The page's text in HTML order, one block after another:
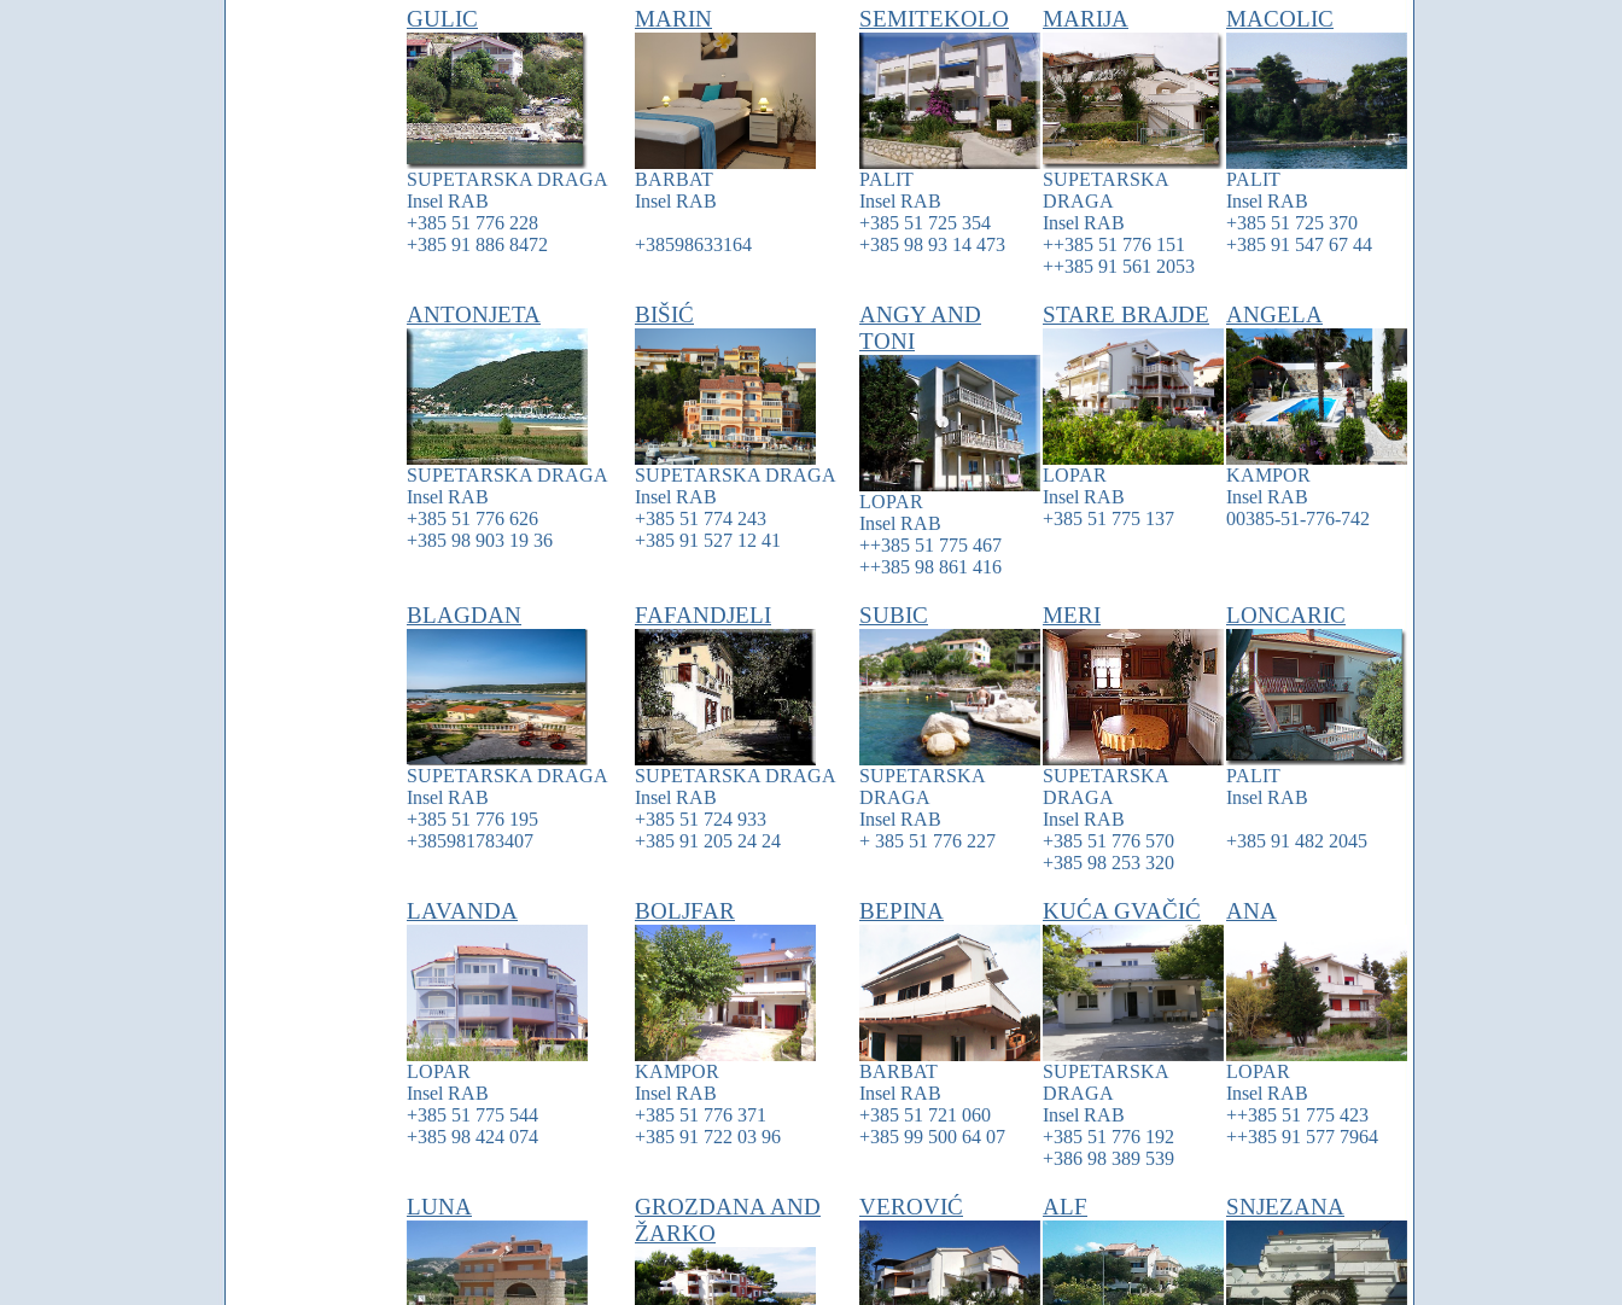
GULIC
SUPETARSKA DRAGA
Insel RAB
+385 51 776 228
+385 91 886 8472
MARIN
BARBAT
Insel RAB
+38598633164
SEMITEKOLO
PALIT
Insel RAB
+385 51 725 354
+385 98 93 14 473
MARIJA
SUPETARSKA
DRAGA
Insel RAB
++385 51 776 151
++385 91 561 2053
MACOLIC
PALIT
Insel RAB
+385 51 725 370
+385 91 547 67 44
ANTONJETA
SUPETARSKA DRAGA
Insel RAB
+385 51 776 626
+385 98 903 19 36
BIŠIĆ
SUPETARSKA DRAGA
Insel RAB
+385 51 774 243
+385 91 527 12 41
ANGY AND
TONI
LOPAR
Insel RAB
++385 51 775 467
++385 98 861 416
STARE BRAJDE
LOPAR
Insel RAB
+385 51 775 137
ANGELA
KAMPOR
Insel RAB
00385-51-776-742
BLAGDAN
SUPETARSKA DRAGA
Insel RAB
+385 51 776 195
+385981783407
FAFANDJELI
SUPETARSKA DRAGA
Insel RAB
+385 51 724 933
+385 91 205 24 24
SUBIC
SUPETARSKA
DRAGA
Insel RAB
+ 385 51 776 227
MERI
SUPETARSKA
DRAGA
Insel RAB
+385 51 776 570
+385 98 253 320
LONCARIC
PALIT
Insel RAB
+385 91 482 2045
LAVANDA
LOPAR
Insel RAB
+385 51 775 544
+385 98 424 074
BOLJFAR
KAMPOR
Insel RAB
+385 51 776 371
+385 91 722 03 96
BEPINA
BARBAT
Insel RAB
+385 51 721 060
+385 99 500 64 07
KUĆA GVAČIĆ
SUPETARSKA
DRAGA
Insel RAB
+385 51 776 192
+386 98 389 539
ANA
LOPAR
Insel RAB
++385 51 775 423
++385 91 577 7964
LUNA
GROZDANA AND
ŽARKO
VEROVIĆ ALF SNJEZANA